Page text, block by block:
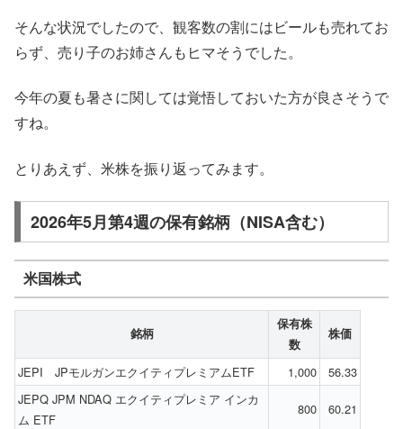
そんな状況でしたので、観客数の割にはビールも売れてお
らず、売り子のお姉さんもヒマそうでした。
今年の夏も暑さに関しては覚悟しておいた方が良さそうで
すね。
とりあえず、米株を振り返ってみます。
2026年5月第4週の保有銘柄（NISA含む）
米国株式
銘柄
保有株
数
株価
JEPI JPモルガンエクイティプレミアムETF 1,000
56.33
JEPQ JPM NDAQ エクイティプレミア インカ
ム ETF
800 60.21